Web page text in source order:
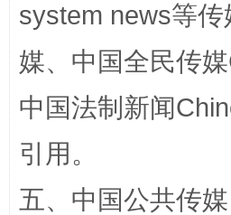
system news等
媒、中国全民传
中国法制新闻
引用。
五、中国公共传